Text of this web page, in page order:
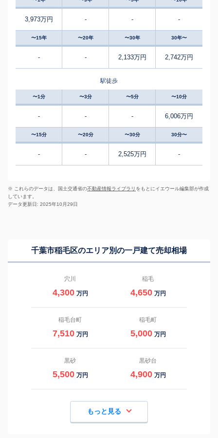
3,973万円 - - -
〜15年 〜20年 〜30年 30年〜
- - 2,133万円 2,742万円
駅徒歩
〜1分 〜3分 〜5分 〜10分
- - - 6,006万円
〜15分 〜20分 〜30分 30分〜
- - 2,525万円 -
※ これらのデータは、国土交通省の不動産情報ライブラリ をもとにイエウール編集部が作成
しています。
データ更新日: 2025年10月29日
千葉市稲毛区のエリア別の一戸建て売却相場
穴川
4,300 万円
稲毛
4,650 万円
稲毛台町
7,510 万円
稲毛町
5,000 万円
黒砂
5,500 万円
黒砂台
4,900 万円
もっと見る